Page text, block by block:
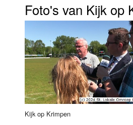
Luister LOK Live
LOK schijf
Oude LOK
Foto's van Kijk op
Kijk op Krimpen